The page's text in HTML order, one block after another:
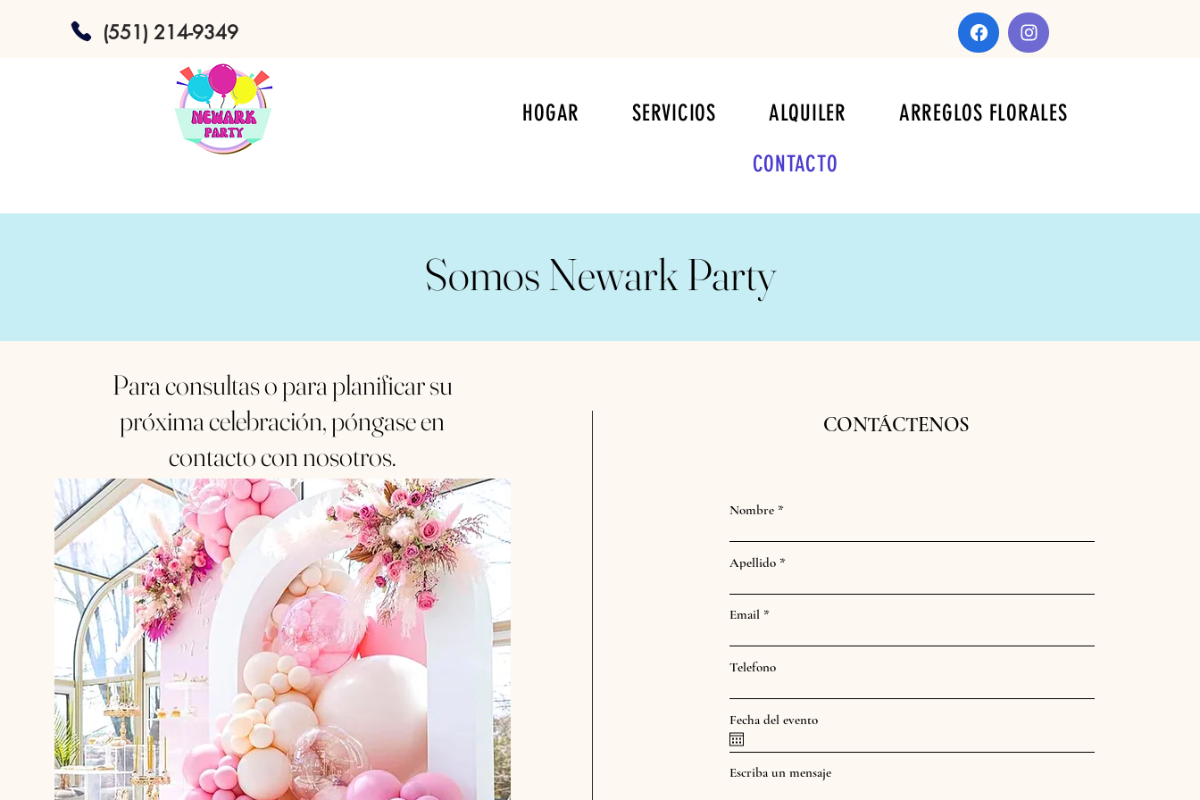
(551) 214-9349
HOGAR SERVICIOS ALQUILER
ARREGLOS FLORALES
CONTACTO
Somos Newark Party
Para consultas o para planificar su
próxima celebración, póngase en
contacto con nosotros.
CONTÁCTENOS
Nombre
Apellido
Email
Telefono
Fecha del evento
Escriba un mensaje